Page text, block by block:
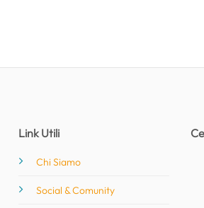
Link Utili
Chi Siamo
Social & Comunity